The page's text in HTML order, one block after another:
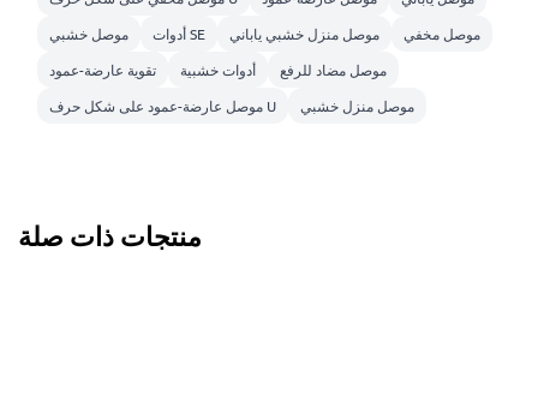
موصل خشبي
أدوات SE موصل منزل خشبي ياباني
موصل مخفي
تقوية عارضة-عمود
أدوات خشبية
موصل مضاد للرفع
موصل عارضة-عمود على شكل حرف U
موصل منزل خشبي
منتجات ذات صلة